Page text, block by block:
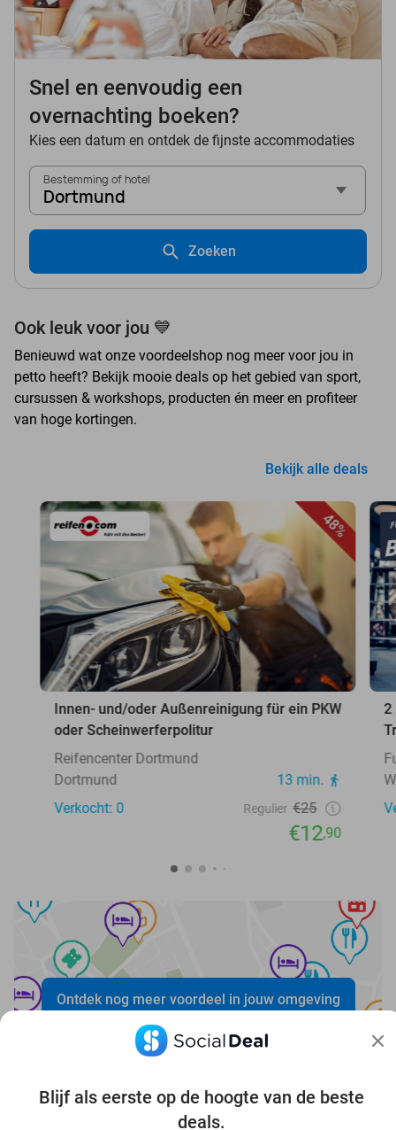
Blijf als eerste op de hoogte van de beste
deals.
Snel en eenvoudig een
overnachting boeken?
Kies een datum en ontdek de fijnste accommodaties
Bestemming of hotel
Dortmund
Zoeken
Ook leuk voor jou 💙
Benieuwd wat onze voordeelshop nog meer voor jou in
petto heeft? Bekijk mooie deals op het gebied van sport,
cursussen & workshops, producten én meer en profiteer
van hoge kortingen.
Bekijk alle deals
48%
Innen- und/oder Außenreinigung für ein PKW
oder Scheinwerferpolitur
Reifencenter Dortmund
Dortmund
13 min.
Verkocht: 0
Regulier €25
€12,90
2
Ontdek nog meer voordeel in jouw omgeving